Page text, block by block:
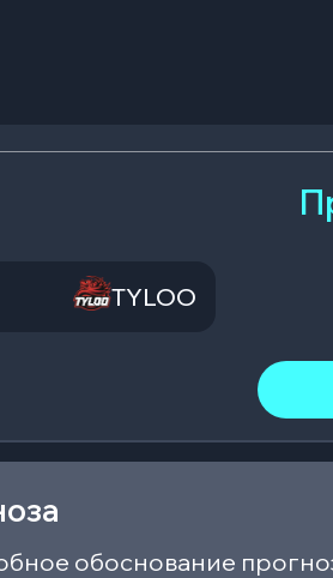
TYLOO
обоснование